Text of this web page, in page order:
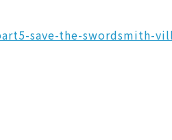
save-the-swordsmith-